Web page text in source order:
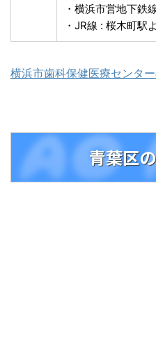
・横浜市営地下鉄
・JR線 : 桜木町駅
横浜市歯科保健医療センタ
青葉区